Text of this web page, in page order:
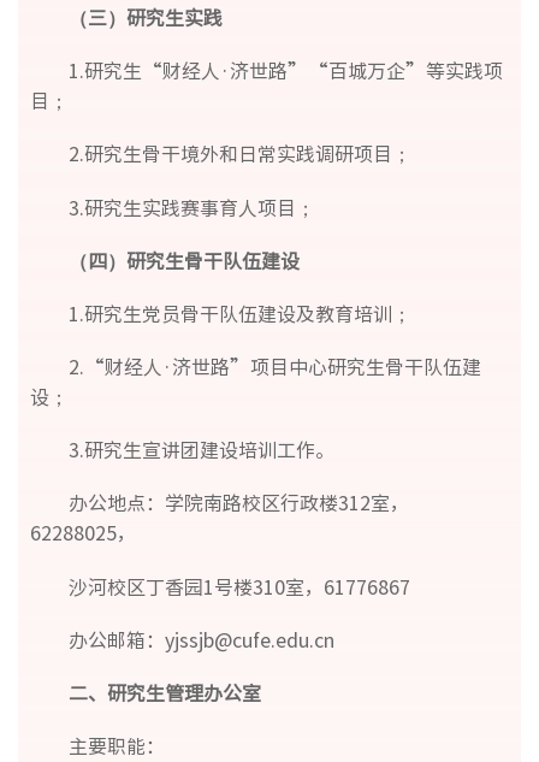
（三）研究生实践
1.研究生“财经人·济世路”“百城万企”等实践项
目；
2.研究生骨干境外和日常实践调研项目；
3.研究生实践赛事育人项目；
（四）研究生骨干队伍建设
1.研究生党员骨干队伍建设及教育培训；
2.“财经人·济世路”项目中心研究生骨干队伍建
设；
3.研究生宣讲团建设培训工作。
办公地点：学院南路校区行政楼312室，
62288025，
沙河校区丁香园1号楼310室，61776867
办公邮箱：yjssjb@cufe.edu.cn
二、研究生管理办公室
主要职能：